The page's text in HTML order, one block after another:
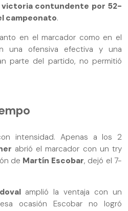
victoria contundente por 52-
campeonato.
en el marcador como en el
una ofensiva efectiva y una
parte del partido, no permitió
intensidad. Apenas a los 2
abrió el marcador con un try
de Martín Escobar, dejó el 7-
amplió la ventaja con un
ocasión Escobar no logró